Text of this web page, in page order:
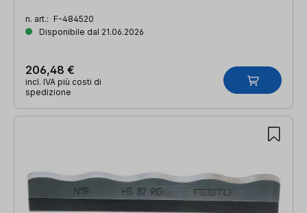
n. art.: F-484520
Disponibile dal 21.06.2026
206,48 €
incl. IVA più costi di
spedizione